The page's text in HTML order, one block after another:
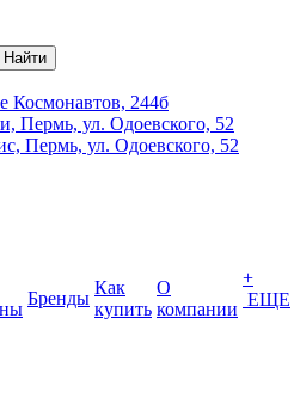
Найти
Космонавтов, 244б
Пермь, ул. Одоевского, 52
Пермь, ул. Одоевского, 52
Бренды
Как
купить
О
компании
+
ЕЩЕ